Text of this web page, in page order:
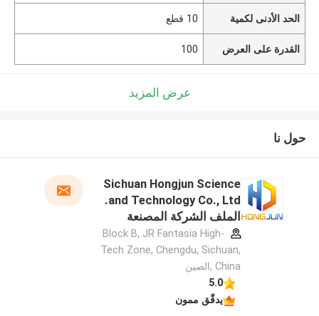
الحد الأدنى لكمية 10 قطع
القدرة على العرض 100
عرض المزيد
حول نا
Sichuan Hongjun Science
and Technology Co., Ltd.
الملف الشركة المصنعة
Block B, JR Fantasia High-
Tech Zone, Chengdu, Sichuan,
China ,الصين
5.0
يدقّق ممون